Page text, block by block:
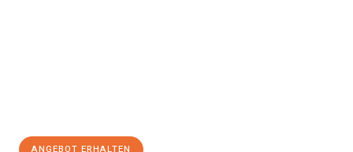
ANGEBOT ERHALTEN